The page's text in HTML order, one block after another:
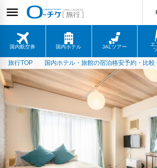
国内航空券 国内ホテル JALツアー
エ
旅行TOP 国内ホテル・旅館の宿泊格安予約・比較